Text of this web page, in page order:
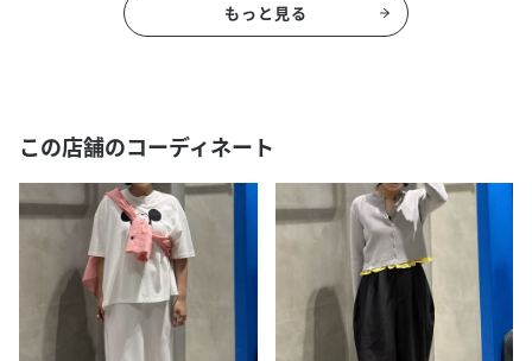
もっと見る
この店舗のコーディネート